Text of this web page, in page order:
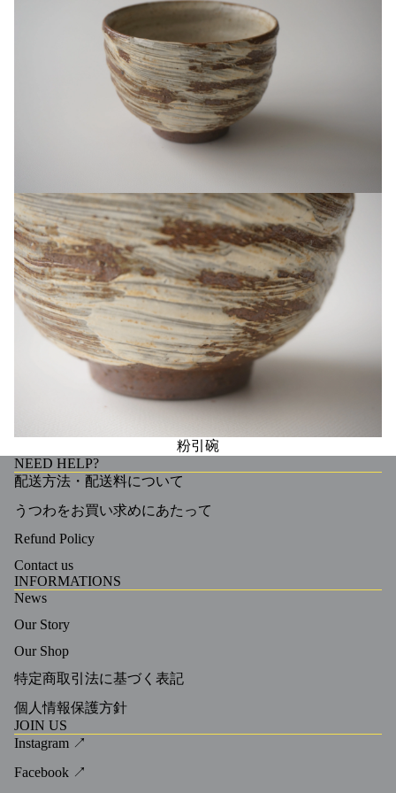
粉引碗
NEED HELP?
配送方法・配送料について
うつわをお買い求めにあたって
Refund Policy
Contact us
INFORMATIONS
News
Our Story
Our Shop
特定商取引法に基づく表記
個人情報保護方針
JOIN US
Instagram ↗
Facebook ↗